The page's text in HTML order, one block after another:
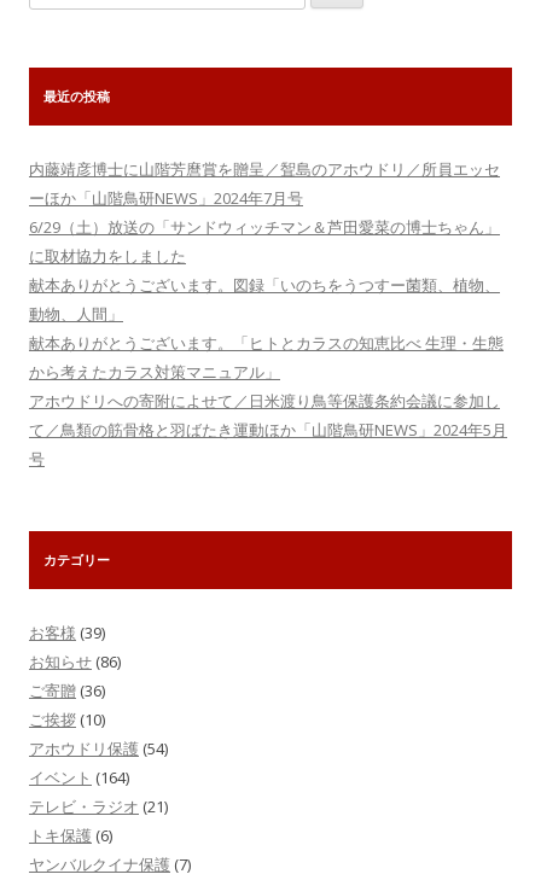
索:
最近の投稿
内藤靖彦博士に山階芳麿賞を贈呈／聟島のアホウドリ／所員エッセ
ーほか「山階鳥研NEWS」2024年7月号
6/29（土）放送の「サンドウィッチマン＆芦田愛菜の博士ちゃん」
に取材協力をしました
献本ありがとうございます。図録「いのちをうつすー菌類、植物、
動物、人間」
献本ありがとうございます。「ヒトとカラスの知恵比べ 生理・生態
から考えたカラス対策マニュアル」
アホウドリへの寄附によせて／日米渡り鳥等保護条約会議に参加し
て／鳥類の筋骨格と羽ばたき運動ほか「山階鳥研NEWS」2024年5月
号
カテゴリー
お客様 (39)
お知らせ (86)
ご寄贈 (36)
ご挨拶 (10)
アホウドリ保護 (54)
イベント (164)
テレビ・ラジオ (21)
トキ保護 (6)
ヤンバルクイナ保護 (7)